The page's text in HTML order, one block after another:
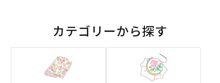
カテゴリーから探す